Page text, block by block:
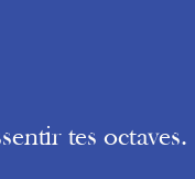
tes octaves.